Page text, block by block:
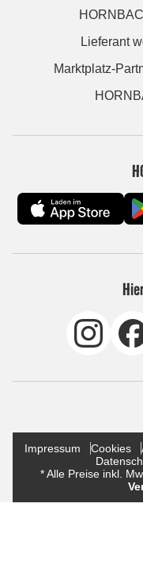
Lieferant
Marktplatz-
Impressum Cookies
* Alle Preise inkl.